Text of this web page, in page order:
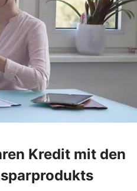
Kredit mit den